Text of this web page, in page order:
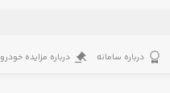
درباره سامانه درباره مزایده خودرو